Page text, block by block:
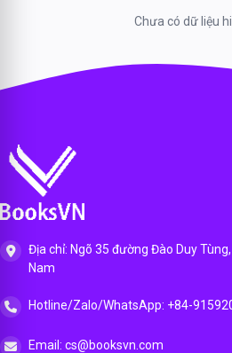
Chưa có dữ liệu
Địa chỉ: Ngõ 35 đường Đào Duy
Nam
Hotline/Zalo/WhatsApp: +84-
Email: cs@booksvn.com